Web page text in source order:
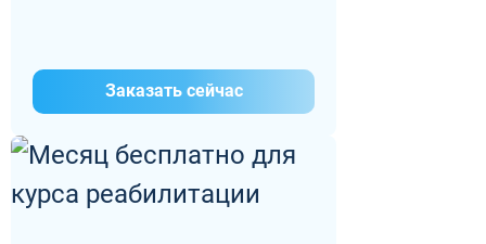
Заказать сейчас